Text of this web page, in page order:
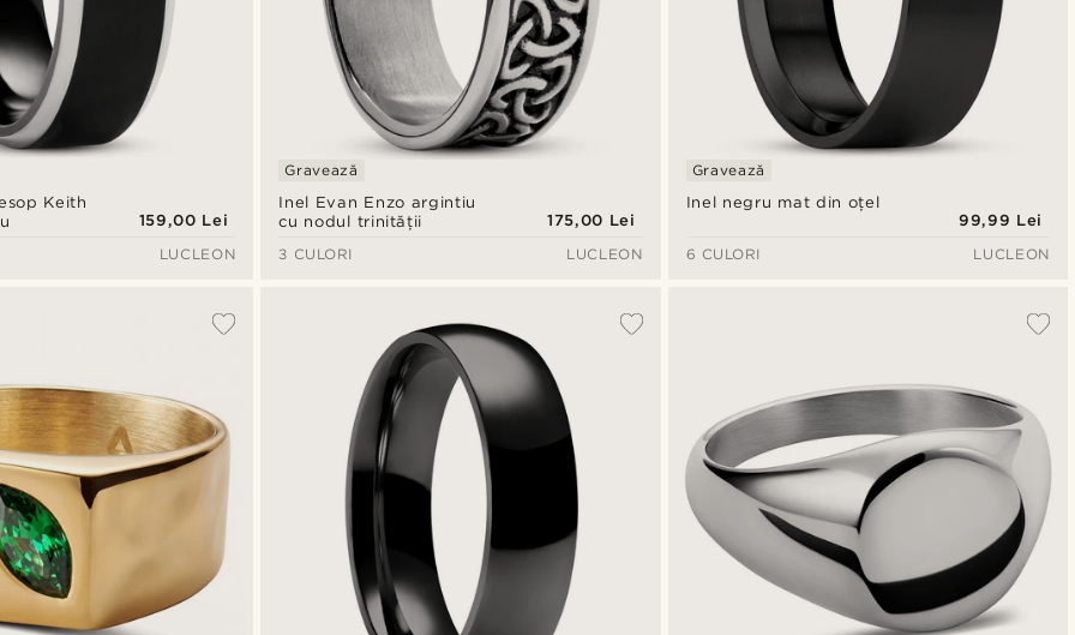
Keith
159,00 Lei
LUCLEON
Inel Evan Enzo argintiu
cu nodul trinității
Gravează
175,00 Lei
3 CULORI
LUCLEON
Inel negru mat din oțel
Gravează
99,99 Lei
6 CULORI
LUCLEON